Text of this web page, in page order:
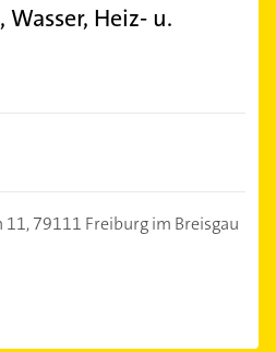
Heiz- u.
11,79111 Freiburg im Breisgau